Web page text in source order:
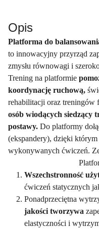
Opis
Platforma do
to innowacyjny przyrząd
zmysłu równowagi i
Trening na platformie
koordynację ruchową,
rehabilitacji oraz treningów
osób wiodących siedzący
postawy. Do platformy
(ekspandery), dzięki którym
wykonywanych ćwiczeń.
Wszechstronność
ćwiczeń statycznych
Ponadprzeciętna
jakości tworzywa
elastyczności i